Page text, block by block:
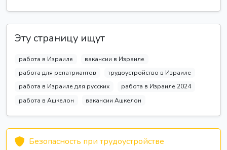
Эту страницу ищут
работа в Израиле
вакансии в Израиле
работа для репатриантов
трудоустройство в Израиле
работа в Израиле для русских
работа в Израиле 2024
работа в Ашкелон
вакансии Ашкелон
Безопасность при трудоустройстве